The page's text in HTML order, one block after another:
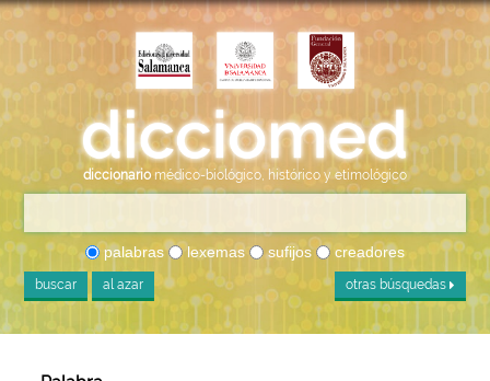
diccionario médico-biológico, histórico y etimológico
palabras lexemas sufijos creadores
buscar al azar otras búsquedas